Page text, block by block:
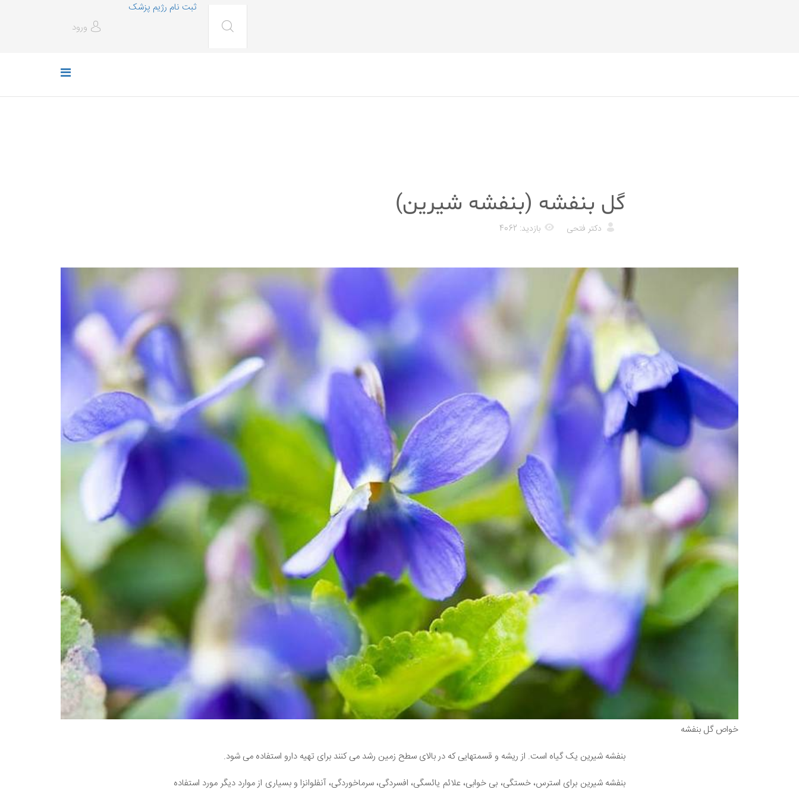
ثبت نام رژیم پزشک
ورود
گل بنفشه (بنفشه شیرین)
دکتر فتحی بازدید: 4062
خواص گل بنفشه
بنفشه شیرین یک گیاه است. از ریشه و قسمتهایی که در بالای سطح زمین رشد می کنند برای تهیه دارو استفاده می شود.
بنفشه شیرین برای استرس، خستگی، بی خوابی، علائم یائسگی، افسردگی، سرماخوردگی، آنفلوانزا و بسیاری از موارد دیگر مورد استفاده